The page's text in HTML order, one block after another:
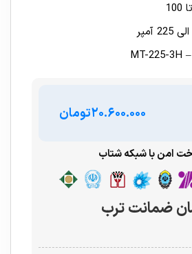
تومان
امن با شبکه شتاب
ضمانت ترب